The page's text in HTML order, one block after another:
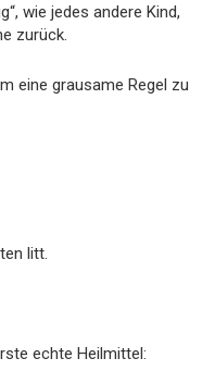
wie jedes andere Kind,
zurück.
eine grausame Regel zu
litt.
echte Heilmittel: